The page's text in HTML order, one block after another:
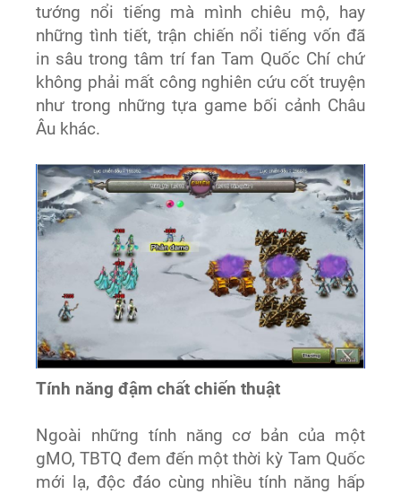
tướng nổi tiếng mà mình chiêu mộ, hay
những tình tiết, trận chiến nổi tiếng vốn đã
in sâu trong tâm trí fan Tam Quốc Chí chứ
không phải mất công nghiên cứu cốt truyện
như trong những tựa game bối cảnh Châu
Âu khác.
Tính năng đậm chất chiến thuật
Ngoài những tính năng cơ bản của một
gMO, TBTQ đem đến một thời kỳ Tam Quốc
mới lạ, độc đáo cùng nhiều tính năng hấp